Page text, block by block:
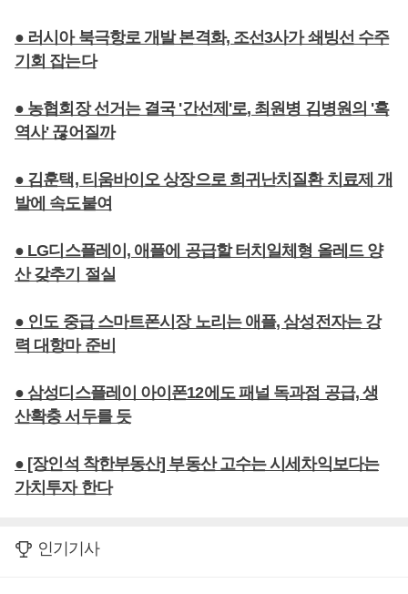
● 러시아 북극항로 개발 본격화, 조선3사가 쇄빙선 수주
기회 잡는다
● 농협회장 선거는 결국 '간선제'로, 최원병 김병원의 '흑
역사' 끊어질까
● 김훈택, 티움바이오 상장으로 희귀난치질환 치료제 개
발에 속도붙여
● LG디스플레이, 애플에 공급할 터치일체형 올레드 양
산 갖추기 절실
● 인도 중급 스마트폰시장 노리는 애플, 삼성전자는 강
력 대항마 준비
● 삼성디스플레이 아이폰12에도 패널 독과점 공급, 생
산확충 서두를 듯
● [장인석 착한부동산] 부동산 고수는 시세차익보다는
가치투자 한다
인기기사